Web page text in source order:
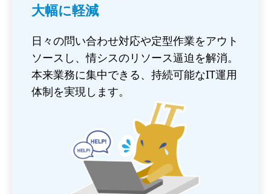
大幅に軽減
日々の問い合わせ対応や定型作業をアウト
ソースし、情シスのリソース逼迫を解消。
本来業務に集中できる、持続可能なIT運用
体制を実現します。